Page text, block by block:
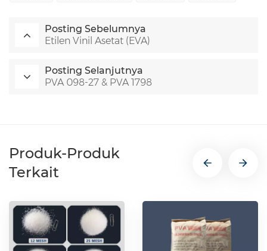
Posting Sebelumnya
Etilen Vinil Asetat (EVA)
Posting Selanjutnya
PVA 098-27 & PVA 1798
Produk-Produk
Terkait